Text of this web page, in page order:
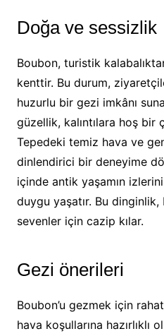
Doğa ve sessizlik
Boubon, turistik
kenttir. Bu durum,
huzurlu bir gezi imkânı
güzellik, kalıntılara hoş bir
Tepedeki temiz hava ve
dinlendirici bir deneyime
içinde antik yaşamın
duygu yaşatır. Bu dinginlik,
sevenler için cazip kılar.
Gezi önerileri
Boubon’u gezmek için
hava koşullarına hazırlıklı